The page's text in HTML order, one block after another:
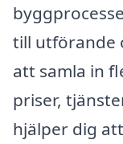
till utförande
att samla in
priser,
hjälper dig